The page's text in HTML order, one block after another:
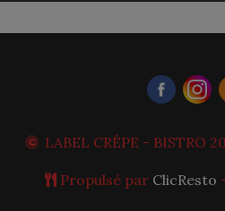
LABEL CRÊPE - BISTRO
Propulsé par ClicResto